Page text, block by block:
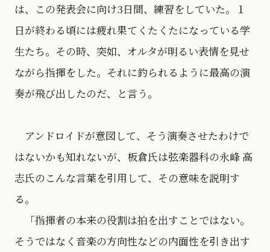
は、この発表会に向け3日間、練習をしていた。１
日が終わる頃には疲れ果てくたくたになっている学
生たち。その時、突如、オルタが明るい表情を見せ
ながら指揮をした。それに釣られるように最高の演
奏が飛び出したのだ、と言う。
アンドロイドが意図して、そう演奏させたわけで
はないかも知れないが、板倉氏は弦楽器科の永峰 高
志氏のこんな言葉を引用して、その意味を説明す
る。
「指揮者の本来の役割は拍を出すことではない。
そうではなく音楽の方向性などの内面性を引き出す